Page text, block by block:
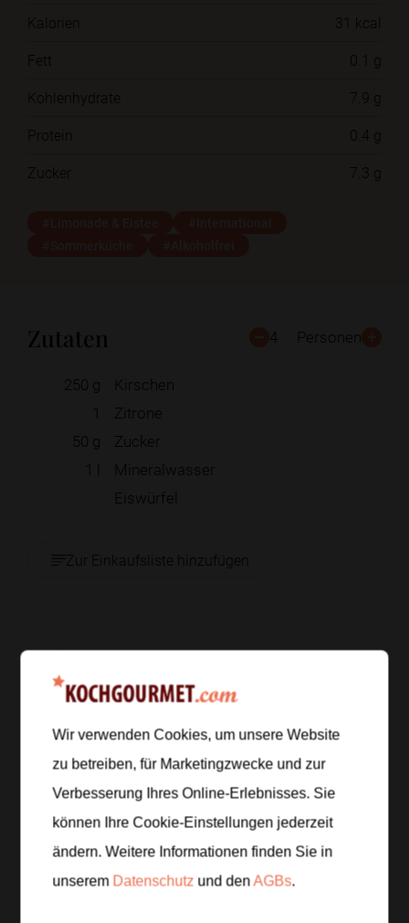
Kalorien
31 kcal
Fett
0.1 g
Kohlenhydrate
7.9 g
Protein
0.4 g
Zucker
7.3 g
Zutaten 4 Personen
250 g
Kirschen
1
Zitrone
50 g
Zucker
1
Mineralwasser
Eiswürfel
Zur Einkaufsliste hinzufügen
Zubereitung
Schritt 1/6
Die Kirschen waschen, halbieren und entsteinen. Die
Zitrone halbieren und den Saft auspressen.
Schritt 2/6
Die entsteinten Kirschen mit dem Zitronensaft
pürieren und das Püree durch ein Sieb streichen.
Wir verwenden Cookies, um unsere Website
zu betreiben, für Marketingzwecke und zur
Verbesserung Ihres Online-Erlebnisses. Sie
können Ihre Cookie-Einstellungen jederzeit
ändern. Weitere Informationen finden Sie in
unserem Datenschutz und denAGBs.